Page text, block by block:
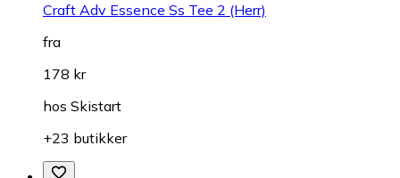
Craft Adv Essence Ss Tee 2 (Herr)
fra
178 kr
hos Skistart
+23 butikker